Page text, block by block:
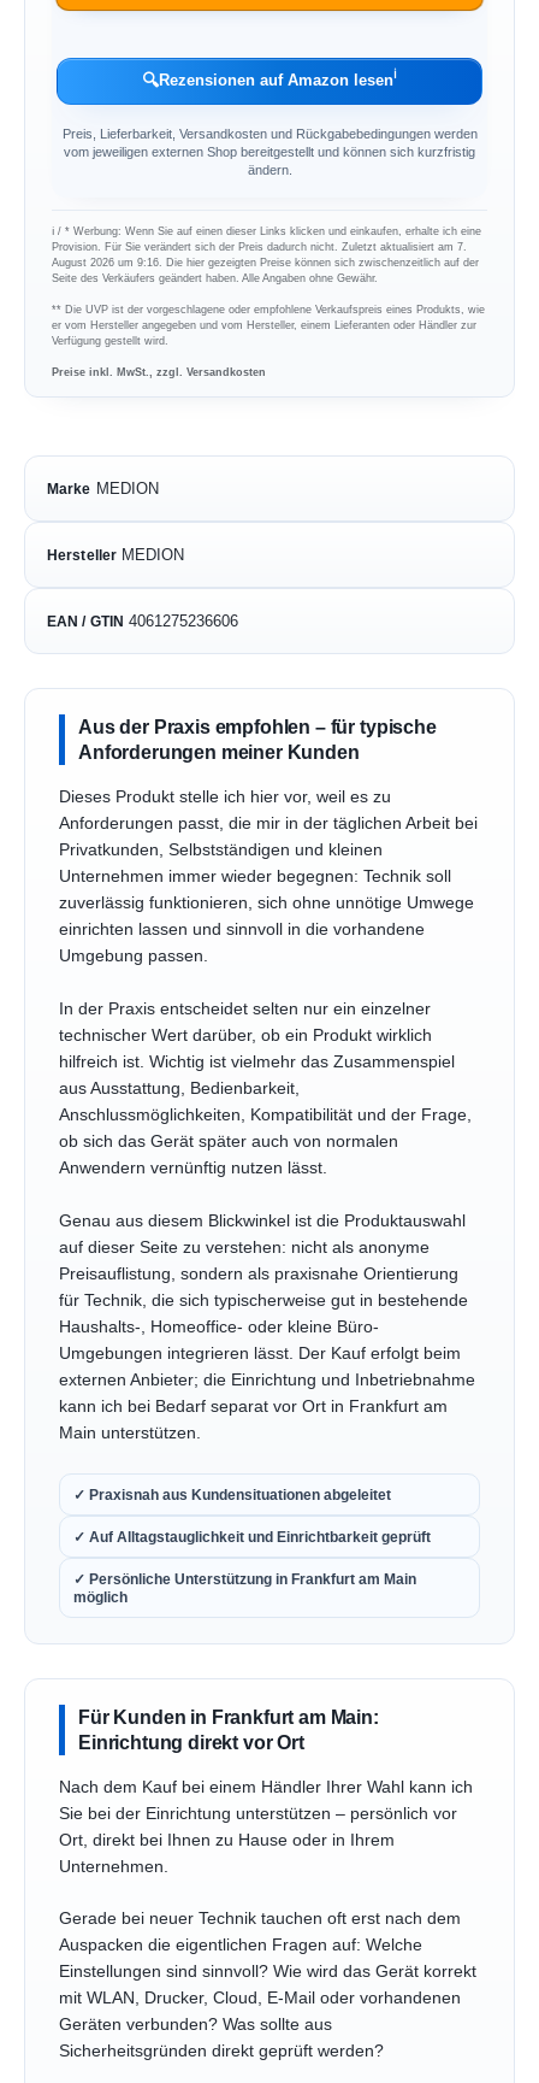
🔍Rezensionen auf Amazon lesenℹ︎
Preis, Lieferbarkeit, Versandkosten und Rückgabebedingungen werden
vom jeweiligen externen Shop bereitgestellt und können sich kurzfristig
ändern.
ℹ︎ / * Werbung: Wenn Sie auf einen dieser Links klicken und einkaufen, erhalte ich eine
Provision. Für Sie verändert sich der Preis dadurch nicht. Zuletzt aktualisiert am 7.
August 2026 um 9:16. Die hier gezeigten Preise können sich zwischenzeitlich auf der
Seite des Verkäufers geändert haben. Alle Angaben ohne Gewähr.
** Die UVP ist der vorgeschlagene oder empfohlene Verkaufspreis eines Produkts, wie
er vom Hersteller angegeben und vom Hersteller, einem Lieferanten oder Händler zur
Verfügung gestellt wird.
Preise inkl. MwSt., zzgl. Versandkosten
Marke MEDION
Hersteller MEDION
EAN / GTIN 4061275236606
Aus der Praxis empfohlen – für typische
Anforderungen meiner Kunden
Dieses Produkt stelle ich hier vor, weil es zu
Anforderungen passt, die mir in der täglichen Arbeit bei
Privatkunden, Selbstständigen und kleinen
Unternehmen immer wieder begegnen: Technik soll
zuverlässig funktionieren, sich ohne unnötige Umwege
einrichten lassen und sinnvoll in die vorhandene
Umgebung passen.
In der Praxis entscheidet selten nur ein einzelner
technischer Wert darüber, ob ein Produkt wirklich
hilfreich ist. Wichtig ist vielmehr das Zusammenspiel
aus Ausstattung, Bedienbarkeit,
Anschlussmöglichkeiten, Kompatibilität und der Frage,
ob sich das Gerät später auch von normalen
Anwendern vernünftig nutzen lässt.
Genau aus diesem Blickwinkel ist die Produktauswahl
auf dieser Seite zu verstehen: nicht als anonyme
Preisauflistung, sondern als praxisnahe Orientierung
für Technik, die sich typischerweise gut in bestehende
Haushalts-, Homeoffice- oder kleine Büro-
Umgebungen integrieren lässt. Der Kauf erfolgt beim
externen Anbieter; die Einrichtung und Inbetriebnahme
kann ich bei Bedarf separat vor Ort in Frankfurt am
Main unterstützen.
✓ Praxisnah aus Kundensituationen abgeleitet
✓ Auf Alltagstauglichkeit und Einrichtbarkeit geprüft
✓ Persönliche Unterstützung in Frankfurt am Main
möglich
Für Kunden in Frankfurt am Main:
Einrichtung direkt vor Ort
Nach dem Kauf bei einem Händler Ihrer Wahl kann ich
Sie bei der Einrichtung unterstützen – persönlich vor
Ort, direkt bei Ihnen zu Hause oder in Ihrem
Unternehmen.
Gerade bei neuer Technik tauchen oft erst nach dem
Auspacken die eigentlichen Fragen auf: Welche
Einstellungen sind sinnvoll? Wie wird das Gerät korrekt
mit WLAN, Drucker, Cloud, E-Mail oder vorhandenen
Geräten verbunden? Was sollte aus
Sicherheitsgründen direkt geprüft werden?